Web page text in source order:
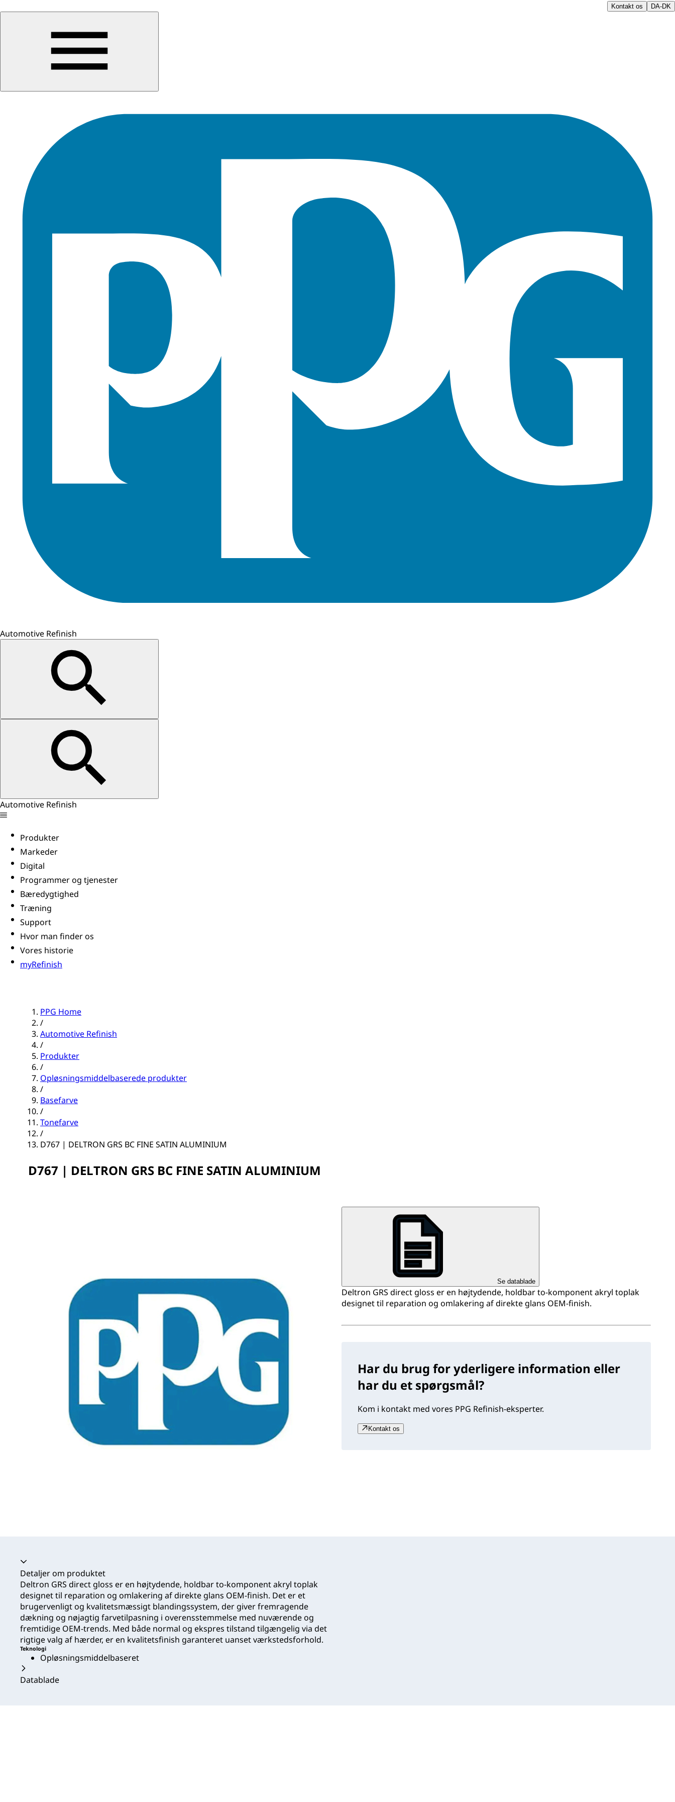
Kontakt os DA-DK
Automotive Refinish
Automotive Refinish
Produkter
Markeder
Digital
Programmer og tjenester
Bæredygtighed
Træning
Support
Hvor man finder os
Vores historie
myRefinish
PPG Home
/
Automotive Refinish
/
Produkter
/
Opløsningsmiddelbaserede produkter
/
Basefarve
/
Tonefarve
/
D767 | DELTRON GRS BC FINE SATIN ALUMINIUM
D767 | DELTRON GRS BC FINE SATIN ALUMINIUM
Se datablade
Deltron GRS direct gloss er en højtydende, holdbar to-komponent akryl toplak
designet til reparation og omlakering af direkte glans OEM-finish.
Har du brug for yderligere information eller
har du et spørgsmål?
Kom i kontakt med vores PPG Refinish-eksperter.
Kontakt os
Harmonika kollapset
Detaljer om produktet
Deltron GRS direct gloss er en højtydende, holdbar to-komponent akryl toplak
designet til reparation og omlakering af direkte glans OEM-finish. Det er et
brugervenligt og kvalitetsmæssigt blandingssystem, der giver fremragende
dækning og nøjagtig farvetilpasning i overensstemmelse med nuværende og
fremtidige OEM-trends. Med både normal og ekspres tilstand tilgængelig via det
rigtige valg af hærder, er en kvalitetsfinish garanteret uanset værkstedsforhold.
Teknologi
Opløsningsmiddelbaseret
Datablade